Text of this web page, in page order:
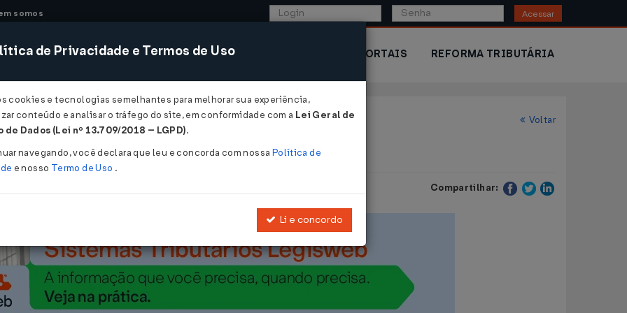
somos Acessar
CONSULTORIA SISTEMAS COMÉRCIO EXTERIOR PORTAIS REFORMA TRIBUTÁRIA
adapta às mudanças da profissão ... Voltar
às mudanças da profissão
Compartilhar:
de Privacidade e Termos de Uso
cookies e tecnologias semelhantes para melhorar sua experiência,
conteúdo e analisar o tráfego do site, em conformidade com a Lei Geral de
de Dados (Lei nº 13.709/2018 – LGPD).
navegando, você declara que leu e concorda com nossa Política de
e nosso Termo de Uso .
Li e concordo